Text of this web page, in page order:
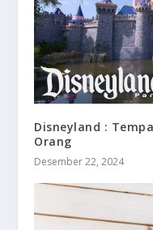
Disneyland :
Orang
Desember 22, 2024